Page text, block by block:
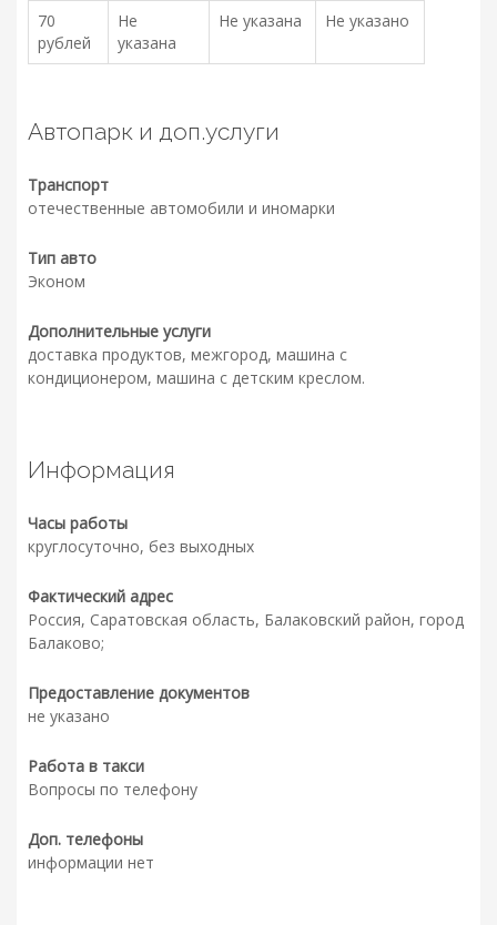
70
рублей
Не
указана
Не указана Не указано
Автопарк и доп.услуги
Транспорт
отечественные автомобили и иномарки
Тип авто
Эконом
Дополнительные услуги
доставка продуктов, межгород, машина с
кондиционером, машина с детским креслом.
Информация
Часы работы
круглосуточно, без выходных
Фактический адрес
Россия, Саратовская область, Балаковский район, город
Балаково;
Предоставление документов
не указано
Работа в такси
Вопросы по телефону
Доп. телефоны
информации нет